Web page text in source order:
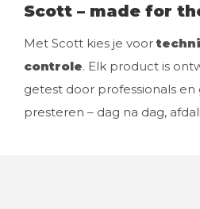
Scott – made for
Met Scott kies je voor
controle. Elk product is
getest door professionals
presteren – dag na dag,